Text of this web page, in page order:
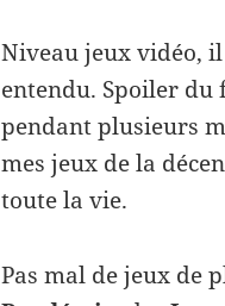
Niveau jeux vidéo,
entendu. Spoiler du
pendant plusieurs
mes jeux de la
toute la vie.
Pas mal de jeux de